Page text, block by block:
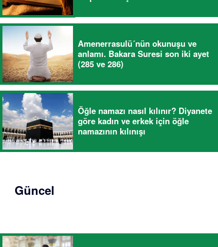
Amenerrasulü´nün okunuşu ve
anlamı. Bakara Suresi son iki ayet
(285 ve 286)
Öğle namazı nasıl kılınır? Diyanete
göre kadın ve erkek için öğle
namazının kılınışı
Güncel